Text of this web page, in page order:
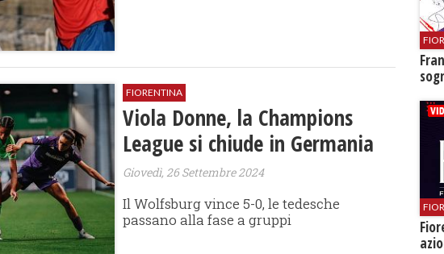
FIORENTINA
Viola Donne, la Champions
League si chiude in Germania
Giovedì, 26 Settembre 2024
Il Wolfsburg vince 5-0, le tedesche
passano alla fase a gruppi